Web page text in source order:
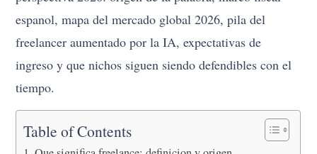
espanol, mapa del mercado global 2026, pila del
freelancer aumentado por la IA, expectativas de
ingreso y que nichos siguen siendo defendibles con el
tiempo.
Table of Contents